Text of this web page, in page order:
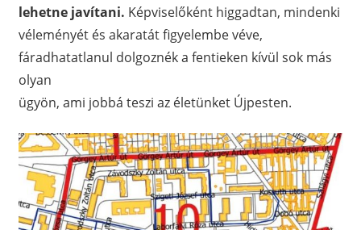
lehetne javítani. Képviselőként higgadtan, mindenki
véleményét és akaratát figyelembe véve,
fáradhatatlanul dolgoznék a fentieken kívül sok más
olyan
ügyön, ami jobbá teszi az életünket Újpesten.